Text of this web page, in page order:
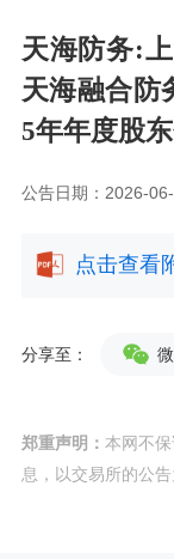
天海防务:
天海融合防
5年年度股
公告日期：2026-
点击查看
分享至：
郑重声明： 本网不
息，以交易所的公